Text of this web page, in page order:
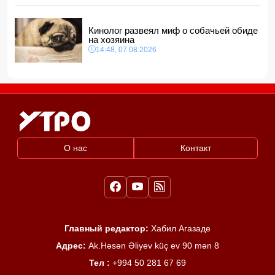
Кинолог развеял миф о собачьей обиде
на хозяина
14:48, 07.08.2026
О нас Контакт
Главный редактор: Хабил Агазаде
Адрес: Ak.Həsən Əliyev küç ev 90 mən 8
Тел : +994 50 281 67 69